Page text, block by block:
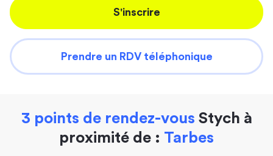
S'inscrire
Prendre un RDV téléphonique
3 points de rendez-vous Stych à
proximité de : Tarbes